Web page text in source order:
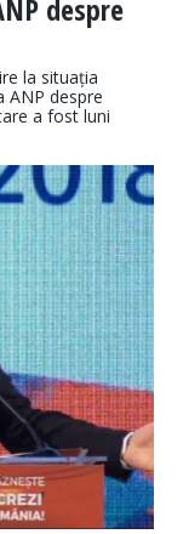
despre
la situația
ANP despre
a fost luni